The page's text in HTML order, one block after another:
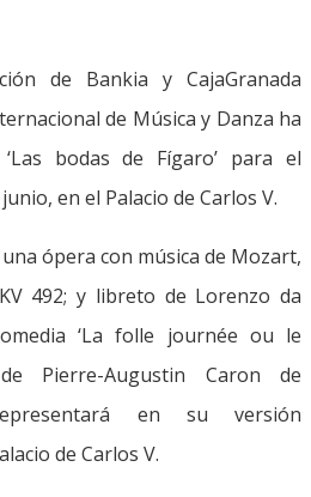
de Bankia y CajaGranada
de Música y Danza ha
bodas de Fígaro’ para el
en el Palacio de Carlos V.
una ópera con música de Mozart,
492; y libreto de Lorenzo da
‘La folle journée ou le
Pierre-Augustin Caron de
en su versión
de Carlos V.